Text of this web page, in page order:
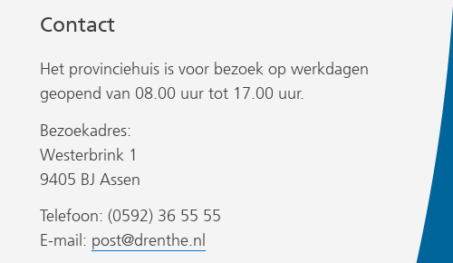
website)website)
Contact
Het provinciehuis is voor bezoek op werkdagen
geopend van 08.00 uur tot 17.00 uur.
Bezoekadres:
Westerbrink 1
9405 BJ Assen
Telefoon: (0592) 36 55 55
E-mail: post@drenthe.nl